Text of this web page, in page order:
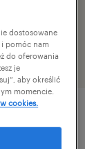
dostosowane
pomóc nam
do oferowania
je
aby określić
momencie.
cookies.